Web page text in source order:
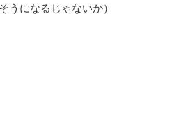
うになるじゃないか）